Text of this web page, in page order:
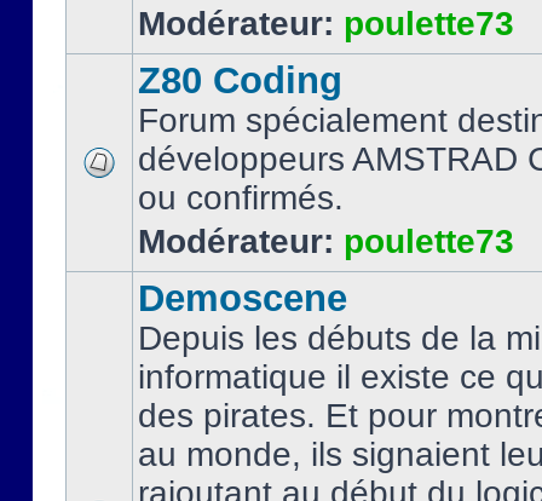
Modérateur: poulette73
Z80 Coding
Forum spécialement
développeurs AMSTRAD
ou confirmés.
Modérateur: poulette73
Demoscene
Depuis les débuts de la
informatique il existe ce
des pirates. Et pour
au monde, ils signaient
rajoutant au début du